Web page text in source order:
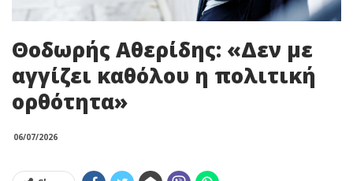
Θοδωρής Αθερίδης: «Δεν με
αγγίζει καθόλου η πολιτική
ορθότητα»
06/07/2026